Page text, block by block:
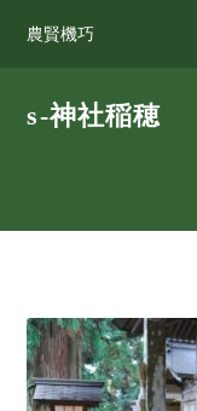
農賢機巧
s-神社稲穂